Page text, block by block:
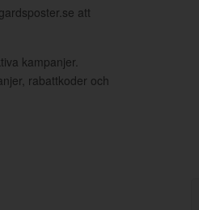
att
kampanjer.
rabattkoder och